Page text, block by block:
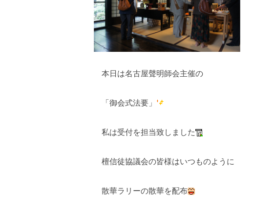
本日は名古屋聲明師会主催の
「御会式法要」
私は受付を担当致しました
檀信徒協議会の皆様はいつものように
散華ラリーの散華を配布